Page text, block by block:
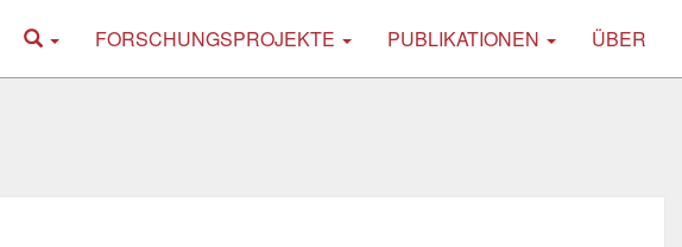
FORSCHUNGSPROJEKTE PUBLIKATIONEN ÜBER